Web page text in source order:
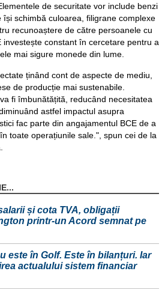
de securitate vor include benzi
își schimbă culoarea, filigrane complexe
recunoaștere de către persoanele cu
investește constant în cercetare pentru a
mai sigure monede din lume.
ținând cont de aspecte de mediu,
de producție mai sustenabile.
fi îmbunătățită, reducând necesitatea
astfel impactul asupra
fac parte din angajamentul BCE de a
toate operațiunile sale.", spun cei de la
și cota TVA, obligații
printr-un Acord semnat pe
este în Golf. Este în bilanțuri. Iar
actualului sistem financiar